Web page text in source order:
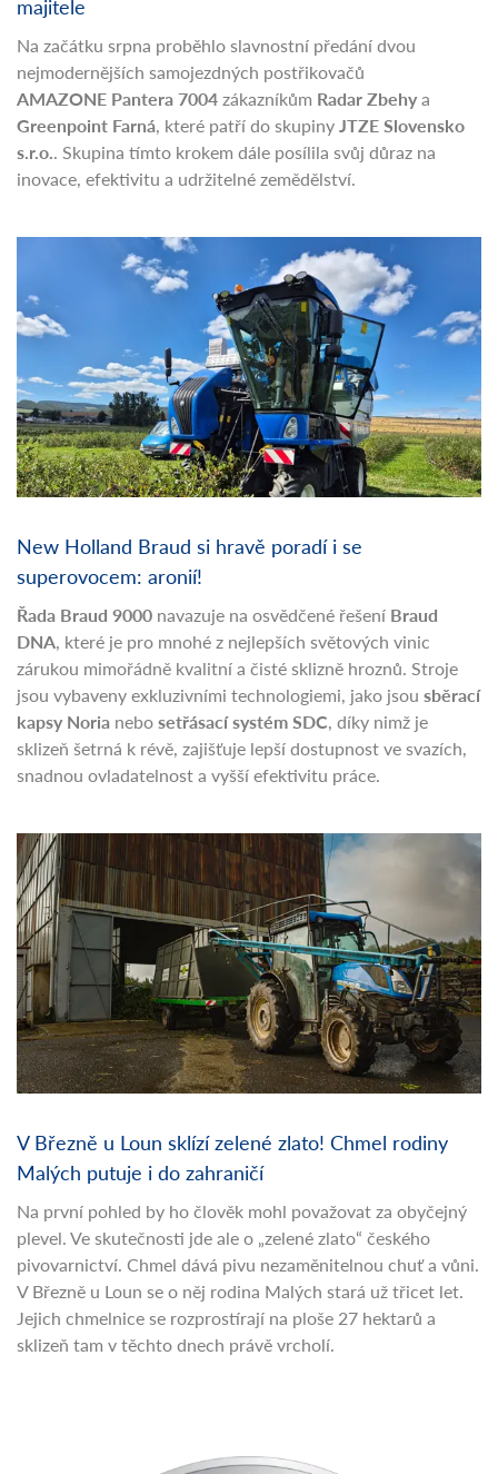
majitele
Na začátku srpna proběhlo slavnostní předání dvou
nejmodernějších samojezdných postřikovačů
AMAZONE Pantera 7004zákazníkům Radar Zbehya
Greenpoint Farná, které patří do skupinyJTZE Slovensko
s.r.o.. Skupina tímto krokem dále posílila svůj důraz na
inovace, efektivitu a udržitelné zemědělství.
New Holland Braud si hravě poradí i se
superovocem: aronií!
Řada Braud 9000 navazuje na osvědčené řešení Braud
DNA, které je pro mnohé z nejlepších světových vinic
zárukou mimořádně kvalitní a čisté sklizně hroznů. Stroje
jsou vybaveny exkluzivními technologiemi, jako jsou sběrací
kapsy Noria nebosetřásací systém SDC, díky nimž je
sklizeň šetrná k révě, zajišťuje lepší dostupnost ve svazích,
snadnou ovladatelnost a vyšší efektivitu práce.
V Březně u Loun sklízí zelené zlato! Chmel rodiny
Malých putuje i do zahraničí
Na první pohled by ho člověk mohl považovat za obyčejný
plevel. Ve skutečnosti jde ale o „zelené zlato“ českého
pivovarnictví. Chmel dává pivu nezaměnitelnou chuť a vůni.
V Březně u Loun se o něj rodina Malých stará už třicet let.
Jejich chmelnice se rozprostírají na ploše 27 hektarů a
sklizeň tam v těchto dnech právě vrcholí.